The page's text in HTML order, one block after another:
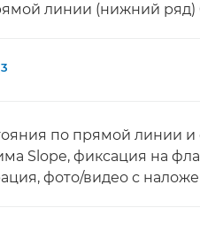
линии (нижний ряд)
3
по прямой линии и
Slope, фиксация на
фото/видео с